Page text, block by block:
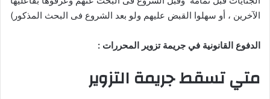
الآخرين ، أو سهلوا القبض عليهم ولو بعد الشروع فى البحث المذكور)
الدفوع القانونية في جريمة تزوير المحررات :
متي تسقط جريمة التزوير